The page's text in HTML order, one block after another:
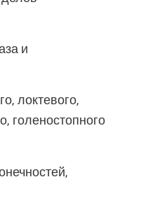
и
локтевого,
голеностопного